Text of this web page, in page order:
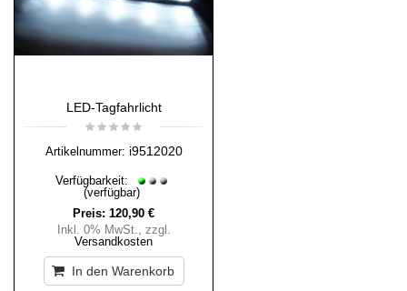
LED-Tagfahrlicht
Artikelnummer: i9512020
Verfügbarkeit:
(verfügbar)
Preis: 120,90 €
Inkl. 0% MwSt., zzgl.
Versandkosten
In den Warenkorb